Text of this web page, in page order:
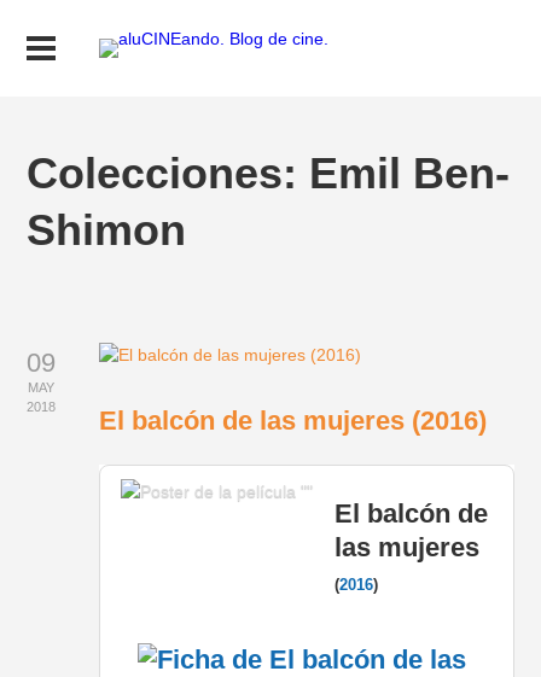
Colecciones: Emil Ben-
Shimon
09
MAY
2018
El balcón de las mujeres (2016)
El balcón de
las mujeres
(2016)